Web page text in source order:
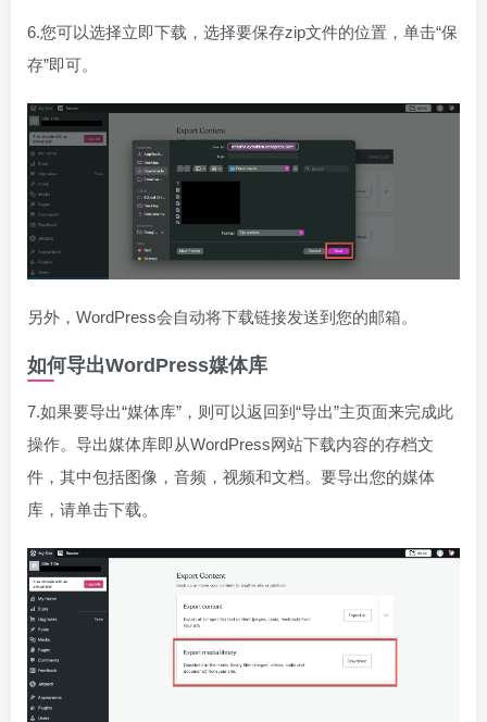
6.您可以选择立即下载，选择要保存zip文件的位置，单击“保
存”即可。
另外，WordPress会自动将下载链接发送到您的邮箱。
如何导出WordPress媒体库
7.如果要导出“媒体库”，则可以返回到“导出”主页面来完成此
操作。导出媒体库即从WordPress网站下载内容的存档文
件，其中包括图像，音频，视频和文档。要导出您的媒体
库，请单击下载。